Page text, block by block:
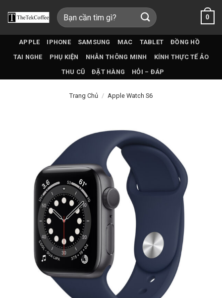
qua
Tìm
kiếm:
0
APPLE IPHONE SAMSUNG MAC TABLET
ĐỒNG HỒ
TAI NGHE
PHỤ KIỆN NHẪN THÔNG MINH
KÍNH THỰC TẾ ẢO
THU CŨ
ĐẶT HÀNG HỎI – ĐÁP
Trang Chủ / Apple Watch S6